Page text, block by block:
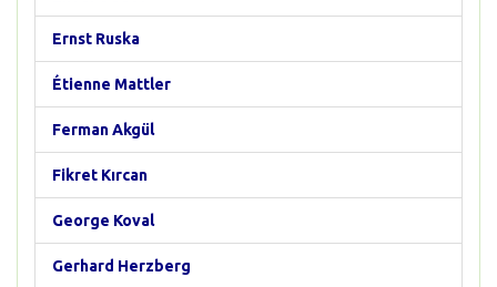
Ernst Ruska
Étienne Mattler
Ferman Akgül
Fikret Kırcan
George Koval
Gerhard Herzberg